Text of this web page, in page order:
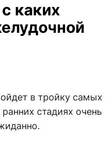
каких
в тройку самых
стадиях очень